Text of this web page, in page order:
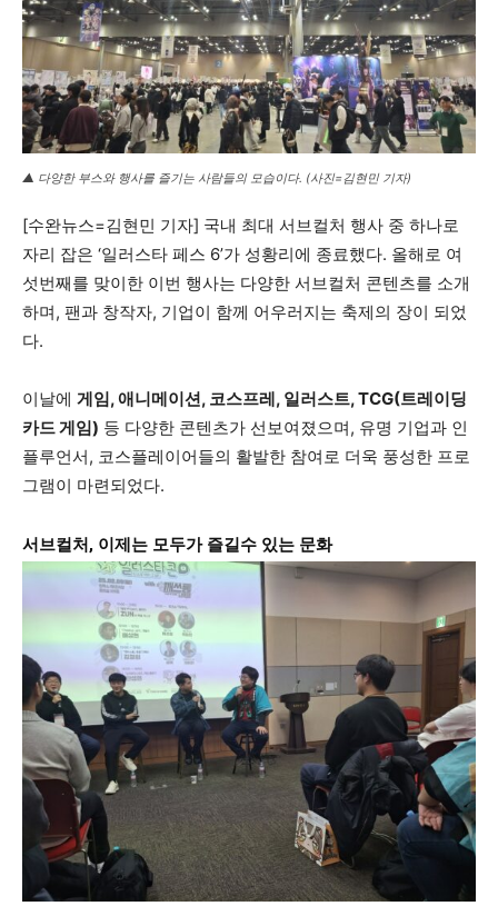
▲ 다양한 부스와 행사를 즐기는 사람들의 모습이다. (사진=김현민 기자)
[수완뉴스=김현민 기자] 국내 최대 서브컬처 행사 중 하나로
자리 잡은 ‘일러스타 페스 6’가 성황리에 종료했다. 올해로 여
섯번째를 맞이한 이번 행사는 다양한 서브컬처 콘텐츠를 소개
하며, 팬과 창작자, 기업이 함께 어우러지는 축제의 장이 되었
다.
이날에 게임, 애니메이션, 코스프레, 일러스트, TCG(트레이딩
카드 게임) 등 다양한 콘텐츠가 선보여졌으며, 유명 기업과 인
플루언서, 코스플레이어들의 활발한 참여로 더욱 풍성한 프로
그램이 마련되었다.
서브컬처, 이제는 모두가 즐길수 있는 문화